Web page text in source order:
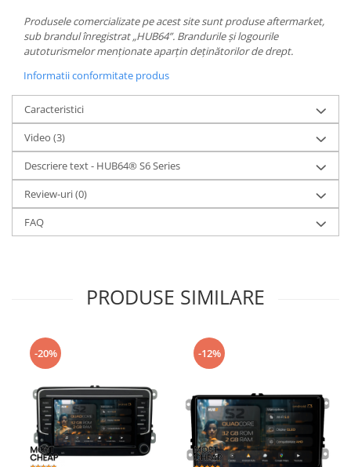
Produsele comercializate pe acest site sunt produse aftermarket,
sub brandul înregistrat „HUB64”. Brandurile și logourile
autoturismelor menționate aparțin deținătorilor de drept.
Informatii conformitate produs
Caracteristici
Video (3)
Descriere text - HUB64® S6 Series
Review-uri(0)
FAQ
PRODUSE SIMILARE
-20% -12%